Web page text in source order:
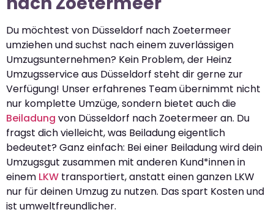
Du möchtest von Düsseldorf nach Zoetermeer
umziehen und suchst nach einem zuverlässigen
Umzugsunternehmen? Kein Problem, der Heinz
Umzugsservice aus Düsseldorf steht dir gerne zur
Verfügung! Unser erfahrenes Team übernimmt nicht
nur komplette Umzüge, sondern bietet auch die
Beiladung von Düsseldorf nach Zoetermeer an. Du
fragst dich vielleicht, was Beiladung eigentlich
bedeutet? Ganz einfach: Bei einer Beiladung wird dein
Umzugsgut zusammen mit anderen Kund*innen in
einem LKW transportiert, anstatt einen ganzen LKW
nur für deinen Umzug zu nutzen. Das spart Kosten und
ist umweltfreundlicher.